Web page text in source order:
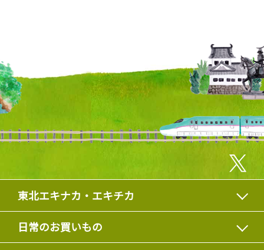
東北エキナカ・エキチカ
日常のお買いもの